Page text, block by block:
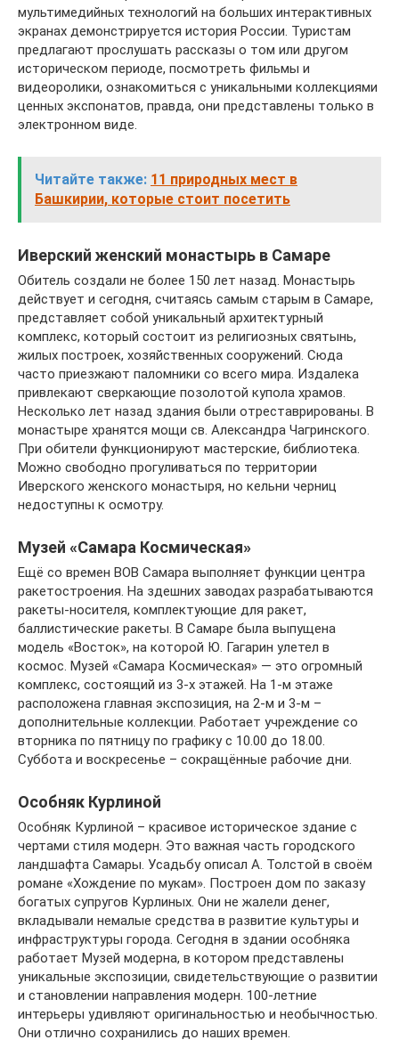
мультимедийных технологий на больших интерактивных
экранах демонстрируется история России. Туристам
предлагают прослушать рассказы о том или другом
историческом периоде, посмотреть фильмы и
видеоролики, ознакомиться с уникальными коллекциями
ценных экспонатов, правда, они представлены только в
электронном виде.
Читайте также: 11 природных мест в
Башкирии, которые стоит посетить
Иверский женский монастырь в Самаре
Обитель создали не более 150 лет назад. Монастырь
действует и сегодня, считаясь самым старым в Самаре,
представляет собой уникальный архитектурный
комплекс, который состоит из религиозных святынь,
жилых построек, хозяйственных сооружений. Сюда
часто приезжают паломники со всего мира. Издалека
привлекают сверкающие позолотой купола храмов.
Несколько лет назад здания были отреставрированы. В
монастыре хранятся мощи св. Александра Чагринского.
При обители функционируют мастерские, библиотека.
Можно свободно прогуливаться по территории
Иверского женского монастыря, но кельни черниц
недоступны к осмотру.
Музей «Самара Космическая»
Ещё со времен ВОВ Самара выполняет функции центра
ракетостроения. На здешних заводах разрабатываются
ракеты-носителя, комплектующие для ракет,
баллистические ракеты. В Самаре была выпущена
модель «Восток», на которой Ю. Гагарин улетел в
космос. Музей «Самара Космическая» — это огромный
комплекс, состоящий из 3-х этажей. На 1-м этаже
расположена главная экспозиция, на 2-м и 3-м –
дополнительные коллекции. Работает учреждение со
вторника по пятницу по графику с 10.00 до 18.00.
Суббота и воскресенье – сокращённые рабочие дни.
Особняк Курлиной
Особняк Курлиной – красивое историческое здание с
чертами стиля модерн. Это важная часть городского
ландшафта Самары. Усадьбу описал А. Толстой в своём
романе «Хождение по мукам». Построен дом по заказу
богатых супругов Курлиных. Они не жалели денег,
вкладывали немалые средства в развитие культуры и
инфраструктуры города. Сегодня в здании особняка
работает Музей модерна, в котором представлены
уникальные экспозиции, свидетельствующие о развитии
и становлении направления модерн. 100-летние
интерьеры удивляют оригинальностью и необычностью.
Они отлично сохранились до наших времен.